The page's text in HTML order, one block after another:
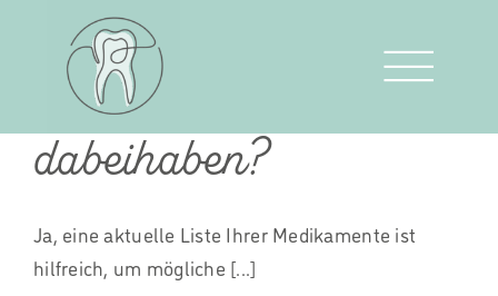
Muss ich meine
Medikamentenliste
dabeihaben?
Ja, eine aktuelle Liste Ihrer Medikamente ist
hilfreich, um mögliche [...]